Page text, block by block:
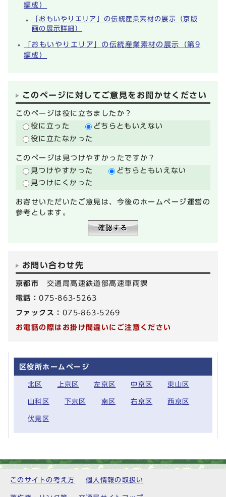
編成）
「おもいやりエリア」の伝統産業素材の展示（京版
画の展示詳細）
「おもいやりエリア」の伝統産業素材の展示（第9
編成）
このページに対してご意見をお聞かせください
このページは役に立ちましたか？
役に立った
どちらともいえない
役に立たなかった
このページは見つけやすかったですか？
見つけやすかった
どちらともいえない
見つけにくかった
お寄せいただいたご意見は、今後のホームページ運営の
参考とします。
お問い合わせ先
京都市 交通局高速鉄道部高速車両課
電話：075-863-5263
ファックス： 075-863-5269
お電話の際はお掛け間違いにご注意ください
区役所ホームページ
北区 上京区 左京区 中京区 東山区
山科区 下京区 南区 右京区 西京区
伏見区
このサイトの考え方 個人情報の取扱い